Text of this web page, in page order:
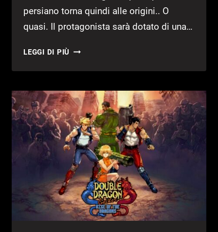
persiano torna quindi alle origini.. O
quasi. Il protagonista sarà dotato di una…
LEGGI DI PIÙ PRINCE
LOST
CROWN
ANNUNCIATO
AL
SUMMER
GAME
FEST